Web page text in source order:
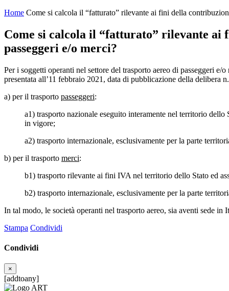
Home Come si calcola il “fatturato” rilevante ai fini della
Come si calcola il “fatturato” rilevante ai
passeggeri e/o merci?
Per i soggetti operanti nel settore del trasporto aereo di passeggeri
presentata all’11 febbraio 2021, data di pubblicazione della delibera
a) per il trasporto passeggeri:
a1) trasporto nazionale eseguito interamente nel territorio
in vigore;
a2) trasporto internazionale, esclusivamente per la parte
b) per il trasporto merci:
b1) trasporto rilevante ai fini IVA nel territorio dello Stato ed
b2) trasporto internazionale, esclusivamente per la parte
In tal modo, le società operanti nel trasporto aereo, sia aventi sede
Stampa Condividi
Condividi
×
[addtoany]